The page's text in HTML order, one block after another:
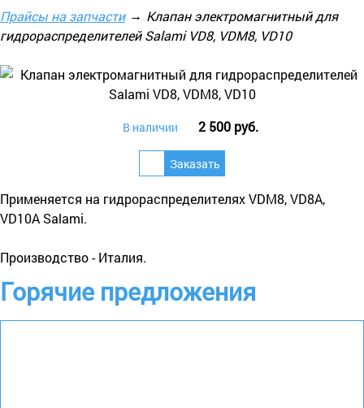
Прайсы на запчасти
Клапан электромагнитный для
гидрораспределителей Salami VD8, VDM8, VD10
В наличии 2 500 руб.
Применяется на гидрораспределителях VDM8, VD8A,
VD10A Salami.
Производство - Италия.
Горячие предложения